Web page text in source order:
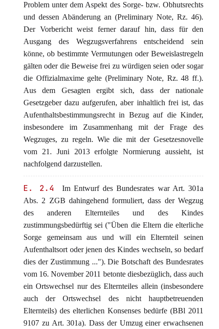
Problem unter dem Aspekt des Sorge- bzw. Obhutsrechts
und dessen Abänderung an (Preliminary Note, Rz. 46).
Der Vorbericht weist ferner darauf hin, dass für den
Ausgang des Wegzugsverfahrens entscheidend sein
könne, ob bestimmte Vermutungen oder Beweislastregeln
gälten oder die Beweise frei zu würdigen seien oder sogar
die Offizialmaxime gelte (Preliminary Note, Rz. 48 ff.).
Aus dem Gesagten ergibt sich, dass der nationale
Gesetzgeber dazu aufgerufen, aber inhaltlich frei ist, das
Aufenthaltsbestimmungsrecht in Bezug auf die Kinder,
insbesondere im Zusammenhang mit der Frage des
Wegzuges, zu regeln. Wie die mit der Gesetzesnovelle
vom 21. Juni 2013 erfolgte Normierung aussieht, ist
nachfolgend darzustellen.
E. 2.4
Im Entwurf des Bundesrates war Art. 301a
Abs. 2 ZGB dahingehend formuliert, dass der Wegzug
des anderen Elternteiles und des Kindes
zustimmungsbedürftig sei ("Üben die Eltern die elterliche
Sorge gemeinsam aus und will ein Elternteil seinen
Aufenthaltsort oder jenen des Kindes wechseln, so bedarf
dies der Zustimmung ..."). Die Botschaft des Bundesrates
vom 16. November 2011 betonte diesbezüglich, dass auch
ein Ortswechsel nur des Elternteiles allein (insbesondere
auch der Ortswechsel des nicht hauptbetreuenden
Elternteils) des elterlichen Konsenses bedürfe (BBl 2011
9107 zu Art. 301a). Dass der Umzug einer erwachsenen